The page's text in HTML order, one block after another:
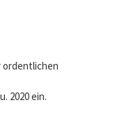
ordentlichen
2020 ein.